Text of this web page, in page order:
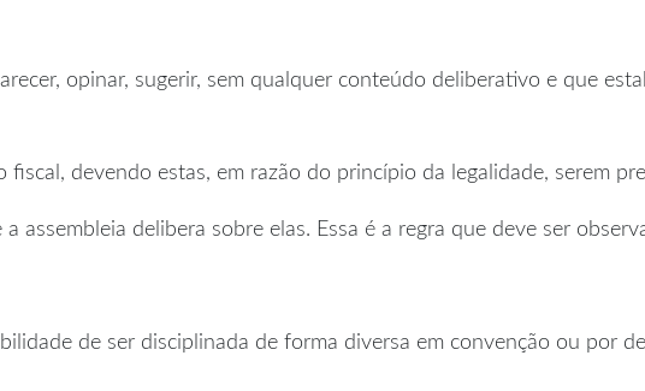
opinar, sugerir, sem qualquer conteúdo deliberativo e que
devendo estas, em razão do princípio da legalidade, serem
assembleia delibera sobre elas. Essa é a regra que deve ser
de ser disciplinada de forma diversa em convenção ou por